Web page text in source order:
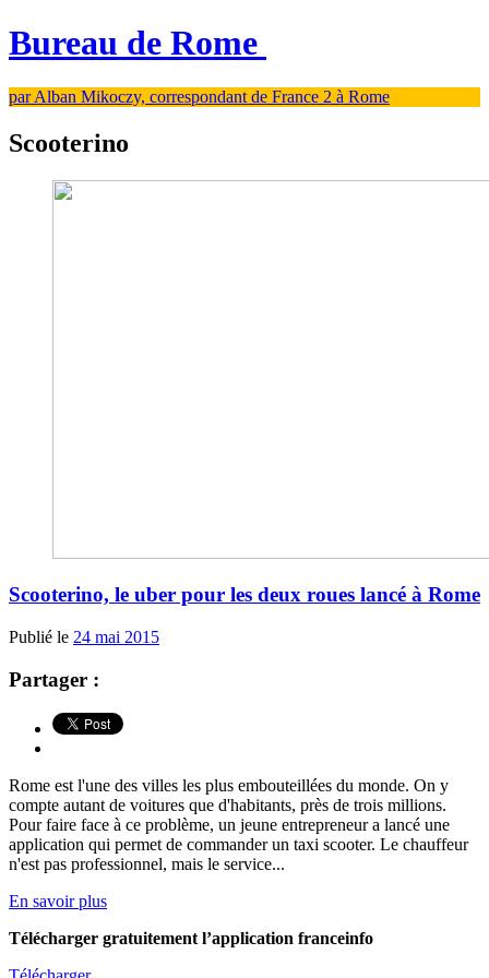
Bureau de Rome
par Alban Mikoczy, correspondant de France 2 à Rome
Scooterino
Scooterino, le uber pour les deux roues lancé à Rome
Publié le 24 mai 2015
Partager :
Rome est l'une des villes les plus embouteillées du monde. On y
compte autant de voitures que d'habitants, près de trois millions.
Pour faire face à ce problème, un jeune entrepreneur a lancé une
application qui permet de commander un taxi scooter. Le chauffeur
n'est pas professionnel, mais le service...
En savoir plus
Télécharger gratuitement l’application franceinfo